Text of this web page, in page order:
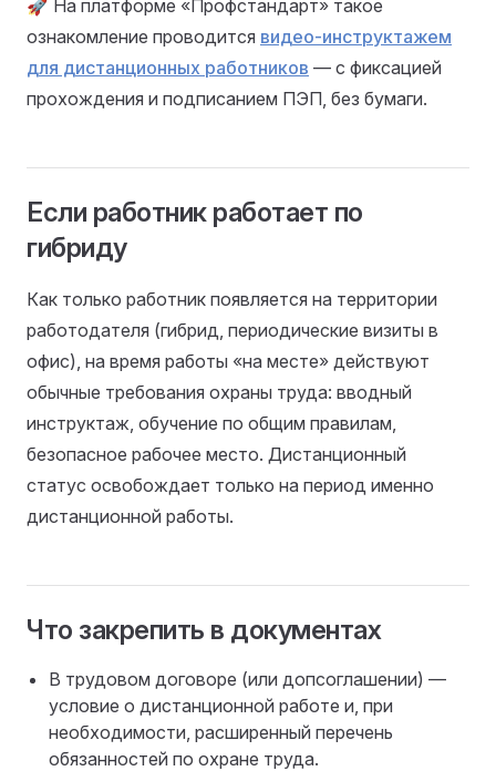
🚀 На платформе «Профстандарт» такое
ознакомление проводится видео-инструктажем
для дистанционных работников — с фиксацией
прохождения и подписанием ПЭП, без бумаги.
Если работник работает по
гибриду
Как только работник появляется на территории
работодателя (гибрид, периодические визиты в
офис), на время работы «на месте» действуют
обычные требования охраны труда: вводный
инструктаж, обучение по общим правилам,
безопасное рабочее место. Дистанционный
статус освобождает только на период именно
дистанционной работы.
Что закрепить в документах
В трудовом договоре (или допсоглашении) —
условие о дистанционной работе и, при
необходимости, расширенный перечень
обязанностей по охране труда.